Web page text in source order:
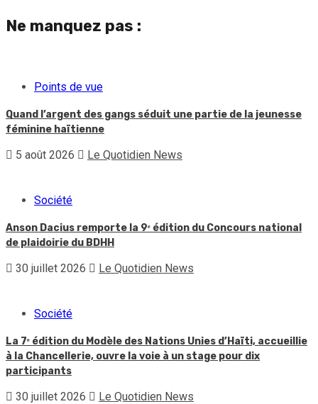
Ne manquez pas :
Points de vue
Quand l’argent des gangs séduit une partie de la jeunesse
féminine haïtienne
5 août 2026 Le Quotidien News
Société
Anson Dacius remporte la 9ᵉ édition du Concours national
de plaidoirie du BDHH
30 juillet 2026 Le Quotidien News
Société
La 7ᵉ édition du Modèle des Nations Unies d’Haïti, accueillie
à la Chancellerie, ouvre la voie à un stage pour dix
participants
30 juillet 2026 Le Quotidien News